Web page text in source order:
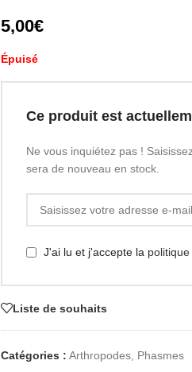
5,00€
Épuisé
Ce produit est
Ne vous inquiétez pas !
sera de nouveau en stock.
J'ai lu et j'accepte la
Liste de souhaits
Catégories : Arthropodes, Phasmes